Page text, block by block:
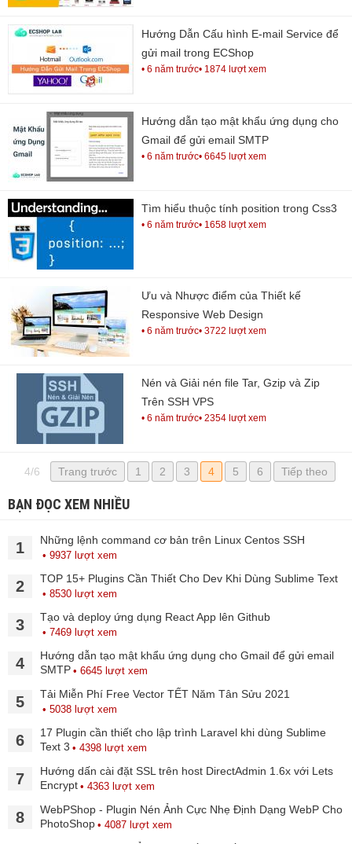
Hướng Dẫn Cấu hình E-mail Service để
gửi mail trong ECShop
• 6 năm trước• 1874 lượt xem
Hướng dẫn tạo mật khẩu ứng dụng cho
Gmail để gửi email SMTP
• 6 năm trước• 6645 lượt xem
Tìm hiểu thuộc tính position trong Css3
• 6 năm trước• 1658 lượt xem
Ưu và Nhược điểm của Thiết kế
Responsive Web Design
• 6 năm trước• 3722 lượt xem
Nén và Giải nén file Tar, Gzip và Zip
Trên SSH VPS
• 6 năm trước• 2354 lượt xem
4/6 Trang trước 1 2 3 4 5 6 Tiếp theo
BẠN ĐỌC XEM NHIỀU
1 Những lệnh command cơ bản trên Linux Centos SSH
• 9937 lượt xem
2 TOP 15+ Plugins Cần Thiết Cho Dev Khi Dùng Sublime Text
• 8530 lượt xem
3 Tạo và deploy ứng dụng React App lên Github
• 7469 lượt xem
4
Hướng dẫn tạo mật khẩu ứng dụng cho Gmail để gửi email
SMTP • 6645 lượt xem
5 Tải Miễn Phí Free Vector TẾT Năm Tân Sửu 2021
• 5038 lượt xem
6
17 Plugin cần thiết cho lập trình Laravel khi dùng Sublime
Text 3 • 4398 lượt xem
7
Hướng dấn cài đặt SSL trên host DirectAdmin 1.6x với Lets
Encrypt • 4363 lượt xem
8
WebPShop - Plugin Nén Ảnh Cực Nhẹ Định Dạng WebP Cho
PhotoShop • 4087 lượt xem